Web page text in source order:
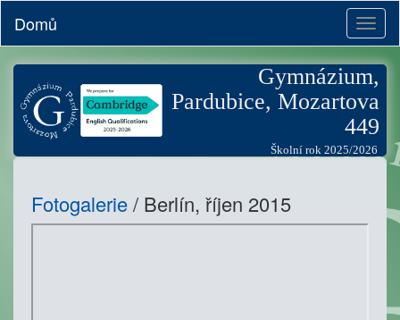
Domů
Gymnázium,
Pardubice, Mozartova
449
Školní rok 2025/2026
Fotogalerie/ Berlín, říjen 2015